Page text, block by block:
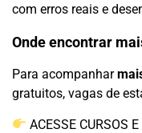
com erros reais e
Onde encontrar
Para acompanhar
gratuitos, vagas de
ACESSE CURSOS